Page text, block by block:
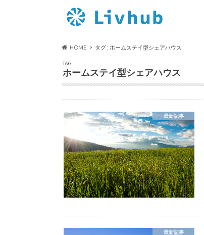
HOME タグ : ホームステイ型シェアハウス
TAG
ホームステイ型シェアハウス
最新記事
最新記事